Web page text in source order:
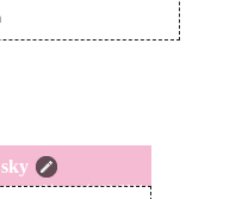
sexta-feira, maio 16, 2014